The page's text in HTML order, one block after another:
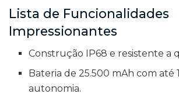
Lista de Funcionalidades
Impressionantes
Construção IP68 e resistente a
Bateria de 25.500 mAh com até
autonomia.